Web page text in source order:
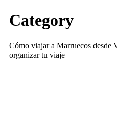
Category
Cómo viajar a Marruecos desde
organizar tu viaje